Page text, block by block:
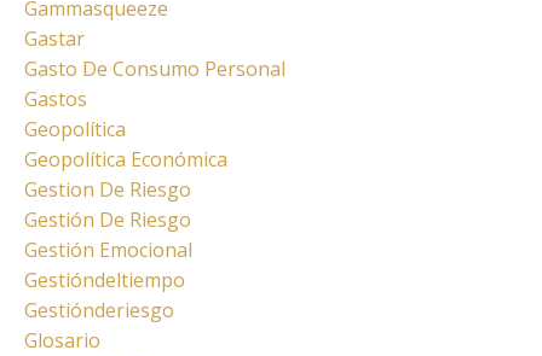
Gammasqueeze
Gastar
Gasto De Consumo Personal
Gastos
Geopolítica
Geopolítica Económica
Gestion De Riesgo
Gestión De Riesgo
Gestión Emocional
Gestióndeltiempo
Gestiónderiesgo
Glosario